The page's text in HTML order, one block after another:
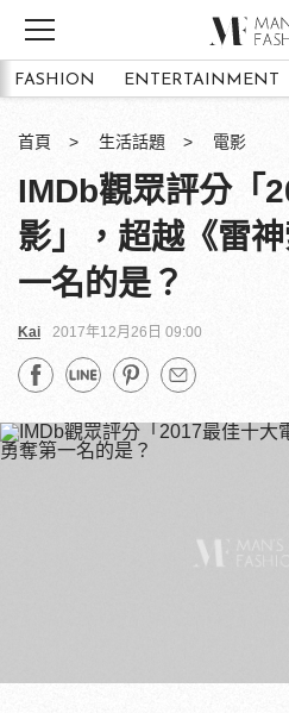
FASHION ENTERTAINMENT
首頁 生活話題 電影
IMDb觀眾評分「
影」，超越《雷
一名的是？
Kai 2017年12月26日 09:00